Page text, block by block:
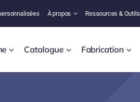
À propos Ressources & Outils
Catalogue Fabrication